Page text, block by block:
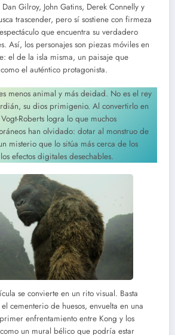
Gilroy, John Gatins, Derek Connelly y
trascender, pero sí sostiene con firmeza
que encuentra su verdadero
Así, los personajes son piezas móviles en
el de la isla misma, un paisaje que
el auténtico protagonista.
menos animal y más deidad. No es el rey
su dios primigenio. Al convertirlo en
Roberts logra lo que muchos
han olvidado: dotar al monstruo de
misterio que lo sitúa más cerca de los
efectos digitales desechables.
se convierte en un rito visual. Basta
cementerio de huesos, envuelta en una
enfrentamiento entre Kong y los
un mural bélico que podría estar